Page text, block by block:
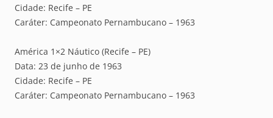
Cidade: Recife – PE
Caráter: Campeonato Pernambucano – 1963
América 1×2 Náutico (Recife – PE)
Data: 23 de junho de 1963
Cidade: Recife – PE
Caráter: Campeonato Pernambucano – 1963